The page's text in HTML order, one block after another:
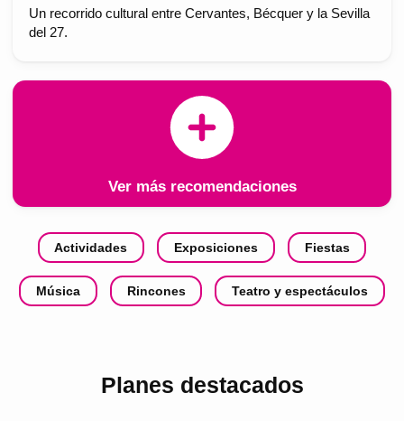
Un recorrido cultural entre Cervantes, Bécquer y la Sevilla
del 27.
Ver más recomendaciones
Actividades Exposiciones Fiestas
Música Rincones Teatro y espectáculos
Planes destacados